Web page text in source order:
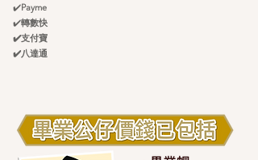
✔️Payme
✔️轉數快
✔️支付寶
✔️八達通